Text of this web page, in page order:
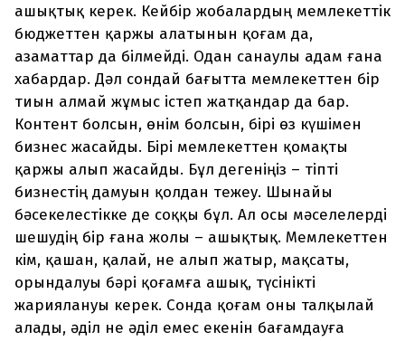
ашықтық керек. Кейбір жобалардың мемлекеттік
бюджеттен қаржы алатынын қоғам да,
азаматтар да білмейді. Одан санаулы адам ғана
хабардар. Дәл сондай бағытта мемлекеттен бір
тиын алмай жұмыс істеп жатқандар да бар.
Контент болсын, өнім болсын, бірі өз күшімен
бизнес жасайды. Бірі мемлекеттен қомақты
қаржы алып жасайды. Бұл дегеніңіз – тіпті
бизнестің дамуын қолдан тежеу. Шынайы
бәсекелестікке де соққы бұл. Ал осы мәселелерді
шешудің бір ғана жолы – ашықтық. Мемлекеттен
кім, қашан, қалай, не алып жатыр, мақсаты,
орындалуы бәрі қоғамға ашық, түсінікті
жариялануы керек. Сонда қоғам оны талқылай
алады, әділ не әділ емес екенін бағамдауға